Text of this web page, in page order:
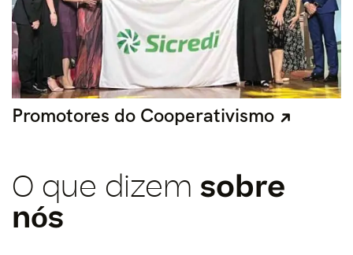
Promotores do Cooperativismo
O que dizem sobre
nós